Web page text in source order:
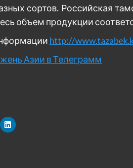
сортов. Российская
объем продукции
http://
Азии в Телеграмм